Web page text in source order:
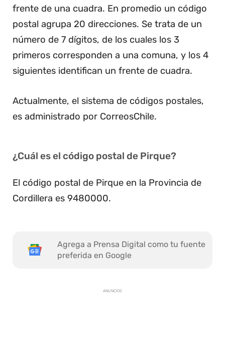
frente de una cuadra. En promedio un código
postal agrupa 20 direcciones. Se trata de un
número de 7 dígitos, de los cuales los 3
primeros corresponden a una comuna, y los 4
siguientes identifican un frente de cuadra.
Actualmente, el sistema de códigos postales,
es administrado por CorreosChile.
¿Cuál es el código postal de Pirque?
El código postal de Pirque en la Provincia de
Cordillera es 9480000.
Agrega a Prensa Digital como tu fuente
preferida en Google
ANUNCIOS